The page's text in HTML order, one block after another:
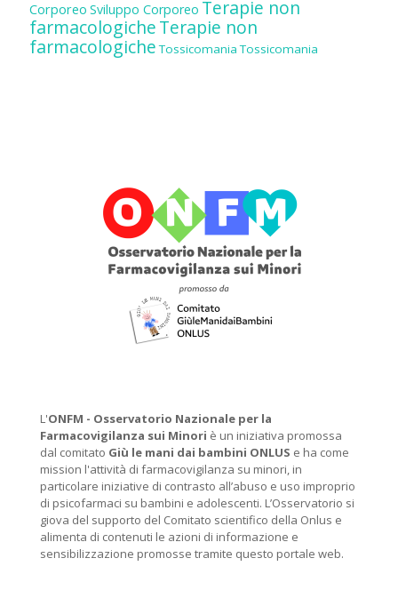
Corporeo Sviluppo Corporeo Terapie non
farmacologicheTerapie non
farmacologiche Tossicomania Tossicomania
L'ONFM - Osservatorio Nazionale per la
Farmacovigilanza sui Minori è un iniziativa promossa
dal comitato Giù le mani dai bambini ONLUS e ha come
mission l'attività di farmacovigilanza su minori, in
particolare iniziative di contrasto all’abuso e uso improprio
di psicofarmaci su bambini e adolescenti. L’Osservatorio si
giova del supporto del Comitato scientifico della Onlus e
alimenta di contenuti le azioni di informazione e
sensibilizzazione promosse tramite questo portale web.